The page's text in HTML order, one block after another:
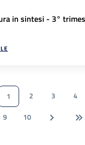
in sintesi - 3°
1 2 3 4
9 10